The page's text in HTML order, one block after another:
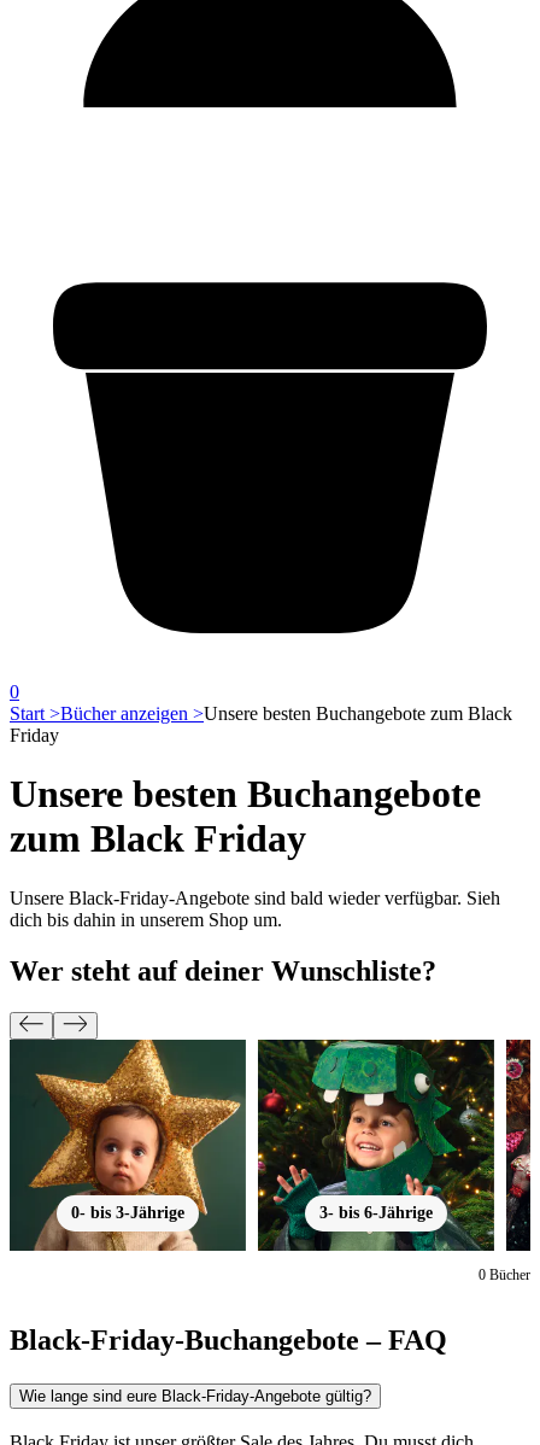
0
Start >Bücher anzeigen >Unsere besten Buchangebote zum Black
Friday
Unsere besten Buchangebote
zum Black Friday
Unsere Black-Friday-Angebote sind bald wieder verfügbar. Sieh
dich bis dahin in unserem Shop um.
Wer steht auf deiner Wunschliste?
0- bis 3-Jährige 3- bis 6-Jährige
0 Bücher
Black-Friday-Buchangebote – FAQ
Wie lange sind eure Black-Friday-Angebote gültig?